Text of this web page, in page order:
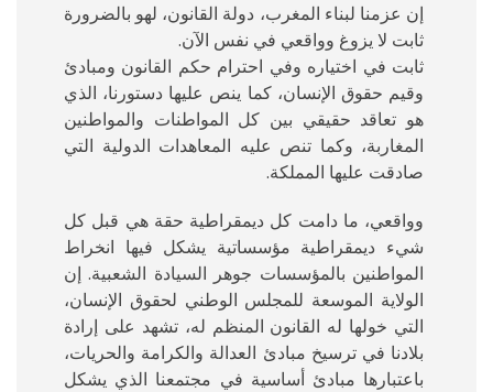
إن عزمنا لبناء المغرب، دولة القانون، لهو بالضرورة
ثابت لا يزوغ وواقعي في نفس الآن.
ثابت في اختياره وفي احترام حكم القانون ومبادئ
وقيم حقوق الإنسان، كما ينص عليها دستورنا، الذي
هو تعاقد حقيقي بين كل المواطنات والمواطنين
المغاربة، وكما تنص عليه المعاهدات الدولية التي
صادقت عليها المملكة.
وواقعي، ما دامت كل ديمقراطية حقة هي قبل كل
شيء ديمقراطية مؤسساتية يشكل فيها انخراط
المواطنين بالمؤسسات جوهر السيادة الشعبية. إن
الولاية الموسعة للمجلس الوطني لحقوق الإنسان،
التي خولها له القانون المنظم له، تشهد على إرادة
بلادنا في ترسيخ مبادئ العدالة والكرامة والحريات،
باعتبارها مبادئ أساسية في مجتمعنا الذي يشكل